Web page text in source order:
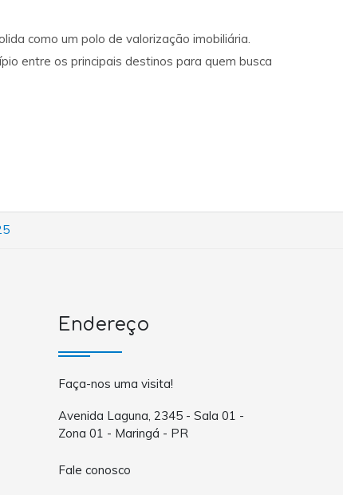
como um polo de valorização imobiliária.
entre os principais destinos para quem busca
Endereço
Faça-nos uma visita!
Avenida Laguna, 2345 - Sala 01 -
Zona 01 - Maringá - PR
Fale conosco